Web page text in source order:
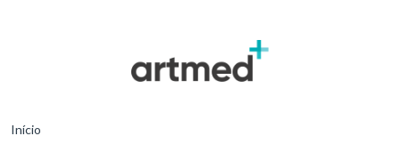
Início